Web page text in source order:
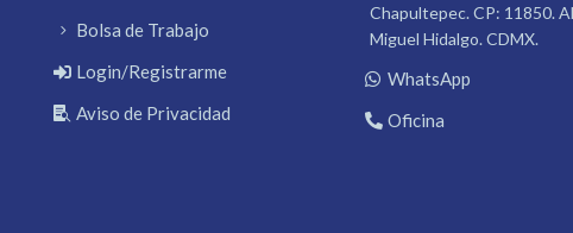
Bolsa de Trabajo
Login/Registrarme
Aviso de Privacidad
Chapultepec. CP: 11850.
Miguel Hidalgo. CDMX.
WhatsApp
Oficina